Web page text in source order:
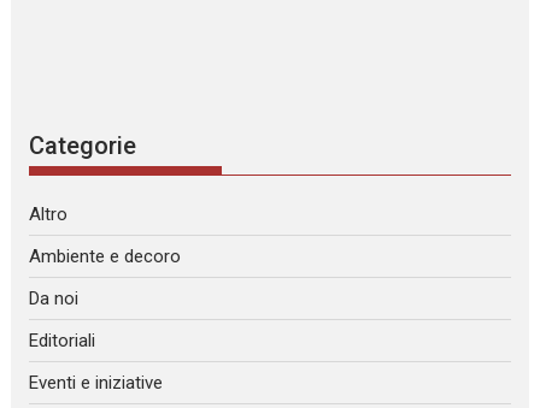
Categorie
Altro
Ambiente e decoro
Da noi
Editoriali
Eventi e iniziative